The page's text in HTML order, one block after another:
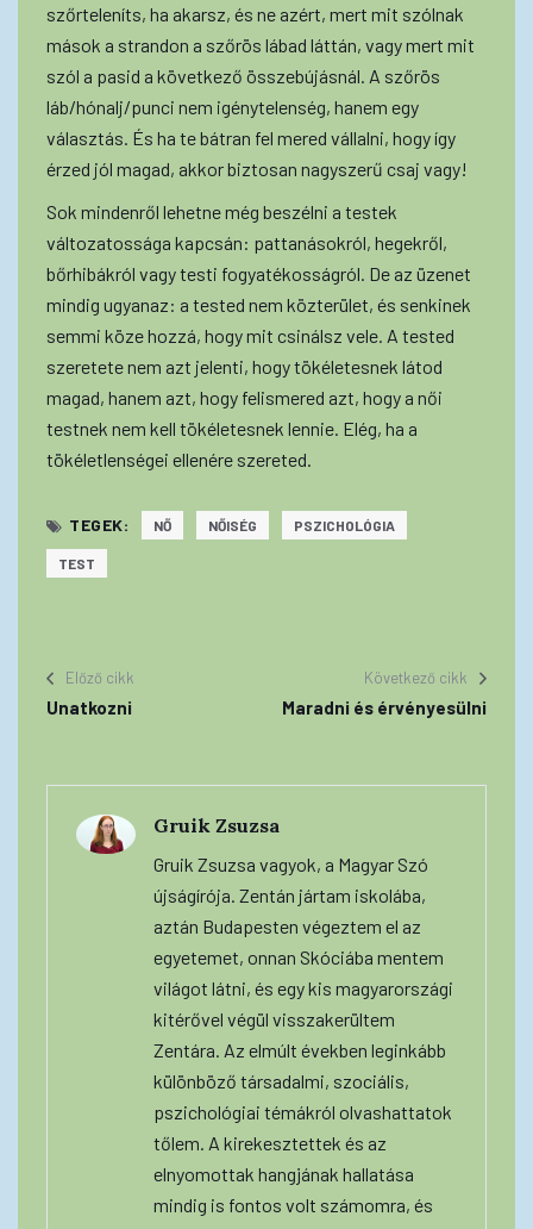
szőrteleníts, ha akarsz, és ne azért, mert mit szólnak
mások a strandon a szőrös lábad láttán, vagy mert mit
szól a pasid a következő összebújásnál. A szőrös
láb/hónalj/punci nem igénytelenség, hanem egy
választás. És ha te bátran fel mered vállalni, hogy így
érzed jól magad, akkor biztosan nagyszerű csaj vagy!
Sok mindenről lehetne még beszélni a testek
változatossága kapcsán: pattanásokról, hegekről,
bőrhibákról vagy testi fogyatékosságról. De az üzenet
mindig ugyanaz: a tested nem közterület, és senkinek
semmi köze hozzá, hogy mit csinálsz vele. A tested
szeretete nem azt jelenti, hogy tökéletesnek látod
magad, hanem azt, hogy felismered azt, hogy a női
testnek nem kell tökéletesnek lennie. Elég, ha a
tökéletlenségei ellenére szereted.
TEGEK: NŐ NŐISÉG PSZICHOLÓGIA
TEST
Előző cikk
Unatkozni
Következő cikk
Maradni és érvényesülni
Gruik Zsuzsa
Gruik Zsuzsa vagyok, a Magyar Szó
újságírója. Zentán jártam iskolába,
aztán Budapesten végeztem el az
egyetemet, onnan Skóciába mentem
világot látni, és egy kis magyarországi
kitérővel végül visszakerültem
Zentára. Az elmúlt években leginkább
különböző társadalmi, szociális,
pszichológiai témákról olvashattatok
tőlem. A kirekesztettek és az
elnyomottak hangjának hallatása
mindig is fontos volt számomra, és